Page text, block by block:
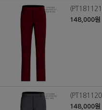
148,000원
148,000원